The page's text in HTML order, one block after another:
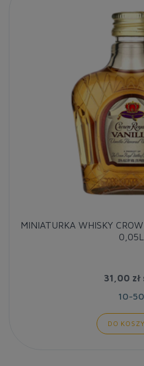
MINIATURKA WHISKY
0,05L
31,00 zł
10-50
DO